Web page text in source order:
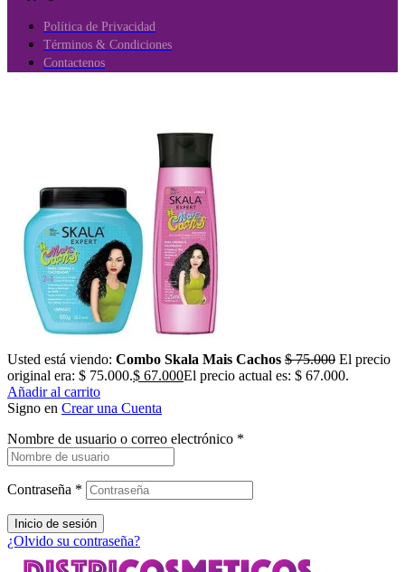
Política de Privacidad
Términos & Condiciones
Contactenos
Usted está viendo: Combo Skala Mais Cachos $75.000 El precio
original era: $ 75.000.$ 67.000El precio actual es: $ 67.000.
Añadir al carrito
Signo en Crear una Cuenta
Nombre de usuario o correo electrónico *
Contraseña *
Inicio de sesión
¿Olvido su contraseña?